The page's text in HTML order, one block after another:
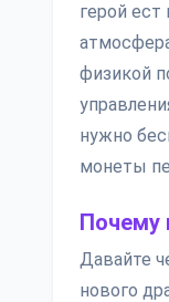
герой ест
физикой
нужно
монеты
Почему
Давайте
нового